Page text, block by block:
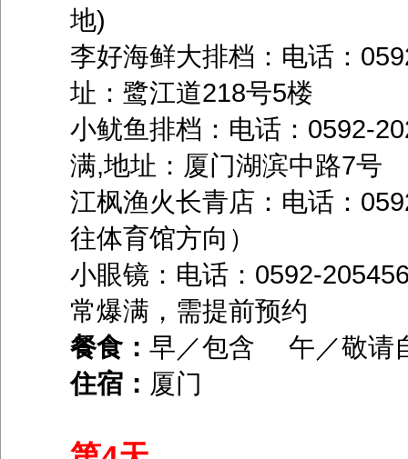
地)
李好海鲜大排档：电话：
址：鹭江道218号5楼
小鱿鱼排档：电话：0592-
满,地址：厦门湖滨中路7号
江枫渔火长青店：电话：
往体育馆方向）
小眼镜：电话：0592-
常爆满，需提前预约
餐食： 早／包含 午／敬
住宿： 厦门